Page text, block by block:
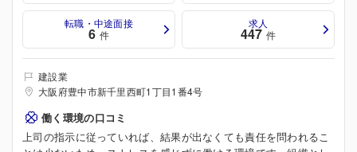
転職・中途面接
6 件
求人
447 件
建設業
大阪府豊中市新千里西町1丁目1番4号
働く環境の口コミ
上司の指示に従っていれば、結果が出なくても責任を問われるこ